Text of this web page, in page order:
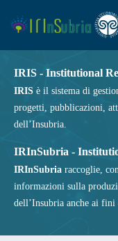
IRIS - Institutional
IRIS è il sistema di
progetti, pubblicazioni,
dell’Insubria.
IRInSubria -
IRInSubria raccoglie,
informazioni sulla
dell’Insubria anche ai